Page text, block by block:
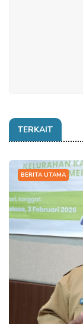
TERKAIT
BERITA UTAMA